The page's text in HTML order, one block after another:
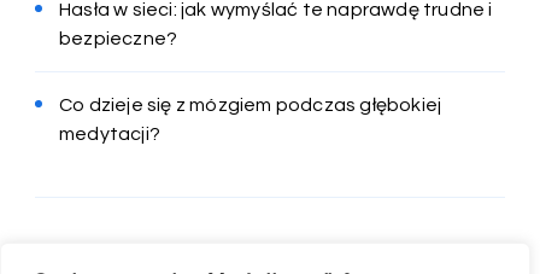
Hasła w sieci: jak wymyślać te naprawdę trudne i
bezpieczne?
Co dzieje się z mózgiem podczas głębokiej
medytacji?